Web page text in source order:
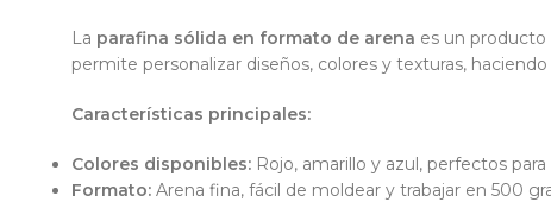
La parafina sólida en formato de arena es un producto
permite personalizar diseños, colores y texturas,
Características principales:
Colores disponibles: Rojo, amarillo y azul, perfectos
Formato: Arena fina, fácil de moldear y trabajar en 500